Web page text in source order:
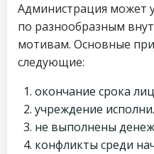
Администрация может
по разнообразным
мотивам. Основные
следующие:
окончание срока
учреждение
не выполнены
конфликты среди